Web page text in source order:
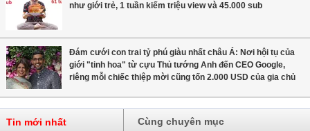
như giới trẻ, 1 tuần kiếm triệu view và 45.000 sub
Đám cưới con trai tỷ phú giàu nhất châu Á: Nơi hội tụ của
giới "tinh hoa" từ cựu Thủ tướng Anh đến CEO Google,
riêng mỗi chiếc thiệp mời cũng tốn 2.000 USD của gia chủ
Tin mới nhất Cùng chuyên mục